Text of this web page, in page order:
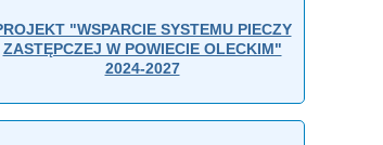
"WSPARCIE SYSTEMU PIECZY
ZASTĘPCZEJ W POWIECIE OLECKIM"
2024-2027